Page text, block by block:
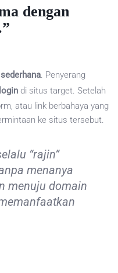
dengan
. Penyerang
di situs target. Setelah
atau link berbahaya yang
ke situs tersebut.
“rajin”
menanya
menuju domain